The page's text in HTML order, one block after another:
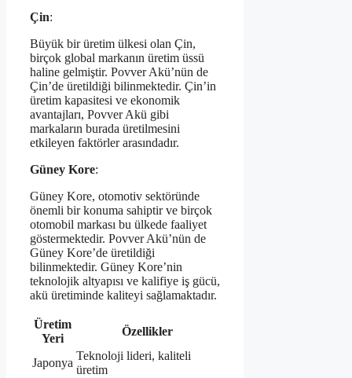
Çin:
Büyük bir üretim ülkesi olan Çin,
birçok global markanın üretim üssü
haline gelmiştir. Povver Akü’nün de
Çin’de üretildiği bilinmektedir. Çin’in
üretim kapasitesi ve ekonomik
avantajları, Povver Akü gibi
markaların burada üretilmesini
etkileyen faktörler arasındadır.
Güney Kore:
Güney Kore, otomotiv sektöründe
önemli bir konuma sahiptir ve birçok
otomobil markası bu ülkede faaliyet
göstermektedir. Povver Akü’nün de
Güney Kore’de üretildiği
bilinmektedir. Güney Kore’nin
teknolojik altyapısı ve kalifiye iş gücü,
akü üretiminde kaliteyi sağlamaktadır.
Üretim
Yeri
Özellikler
Japonya
Teknoloji lideri, kaliteli
üretim